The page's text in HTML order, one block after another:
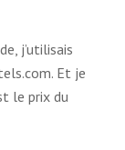
j’utilisais
Et je
le prix du